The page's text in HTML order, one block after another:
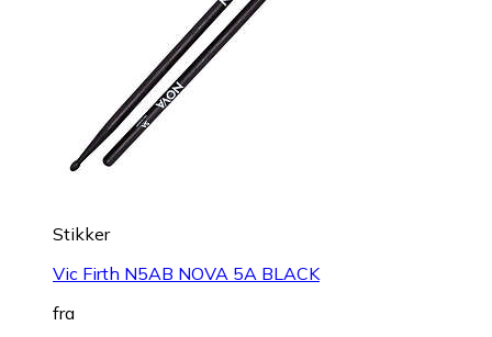
Stikker
Vic Firth N5AB NOVA 5A BLACK
fra